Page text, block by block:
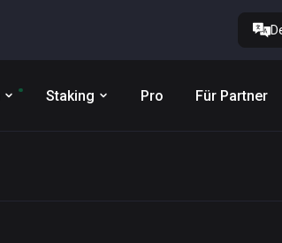
Staking Pro Für Partner